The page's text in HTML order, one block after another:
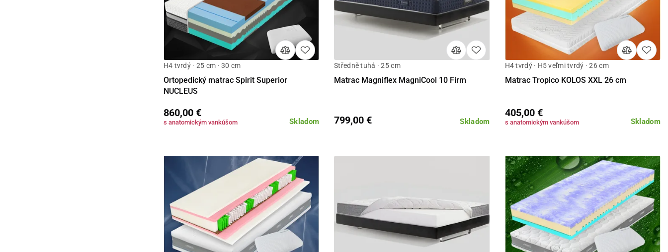
H4 tvrdý · 25 cm · 30 cm
Ortopedický matrac Spirit Superior
NUCLEUS
Skladom
860,00 €
s anatomickým vankúšom
Středně tuhá · 25 cm
Matrac Magniflex MagniCool 10 Firm
Skladom
799,00 €
H4 tvrdý · H5 veľmi tvrdý · 26 cm
Matrac Tropico KOLOS XXL 26 cm
Skladom
405,00 €
s anatomickým vankúšom